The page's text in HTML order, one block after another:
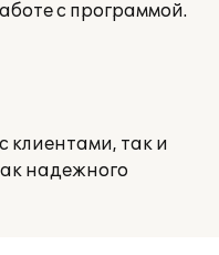
с программой.
клиентами, так и
надежного